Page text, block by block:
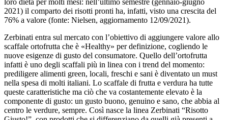
2021) il comparto dei risotti pronti ha, infatti, visto una crescita del
76% a valore (fonte: Nielsen, aggiornamento 12/09/2021).
Zerbinati entra sul mercato con l’obiettivo di aggiungere valore allo
scaffale ortofrutta che è «Healthy» per definizione, cogliendo le
nuove esigenze di gusto del consumatore. Quello dell’ortofrutta
infatti è uno degli scaffali più in linea con i trend del momento:
prediligere alimenti green, locali, freschi e sani è diventato un must
nella spesa di molti italiani. Lo scaffale di frutta e verdura ha tutte
queste caratteristiche ma ciò che va costantemente elevato è la
componente di gusto: un gusto buono, genuino e sano, che abbia al
centro le verdure, sempre. Così nasce la linea Zerbinati “Risotto